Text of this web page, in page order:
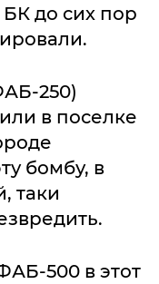
до сих пор
250)
в поселке
бомбу, в
таки
500 в этот